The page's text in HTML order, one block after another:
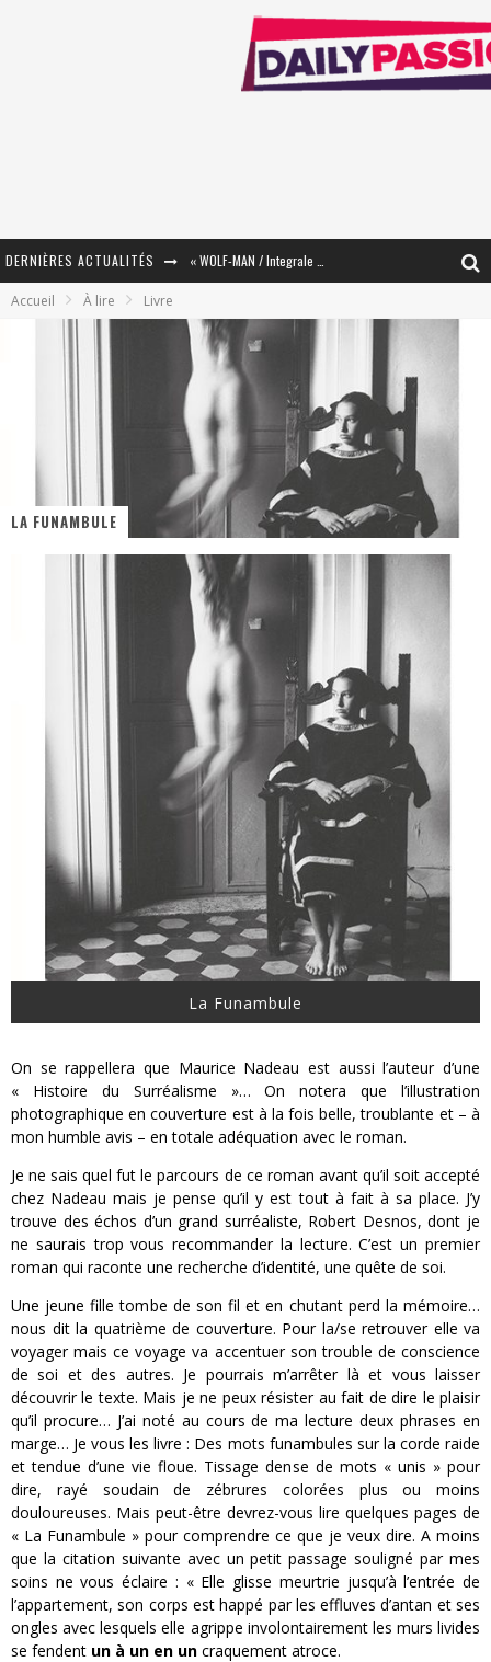
DERNIÈRES ACTUALITÉS
Star Fox
« MOFUSAND / Parler Japonais » – Des Expressions Pratiques !
« Damn Them All » - Un duo de Choc !
Accueil À lire Livre
LA FUNAMBULE
La Funambule
On se rappellera que Maurice Nadeau est aussi l’auteur d’une
« Histoire du Surréalisme »… On notera que l’illustration
photographique en couverture est à la fois belle, troublante et – à
mon humble avis – en totale adéquation avec le roman.
Je ne sais quel fut le parcours de ce roman avant qu’il soit accepté
chez Nadeau mais je pense qu’il y est tout à fait à sa place. J’y
trouve des échos d’un grand surréaliste, Robert Desnos, dont je
ne saurais trop vous recommander la lecture. C’est un premier
roman qui raconte une recherche d’identité, une quête de soi.
Une jeune fille tombe de son fil et en chutant perd la mémoire…
nous dit la quatrième de couverture. Pour la/se retrouver elle va
voyager mais ce voyage va accentuer son trouble de conscience
de soi et des autres. Je pourrais m’arrêter là et vous laisser
découvrir le texte. Mais je ne peux résister au fait de dire le plaisir
qu’il procure… J’ai noté au cours de ma lecture deux phrases en
marge… Je vous les livre : Des mots funambules sur la corde raide
et tendue d’une vie floue. Tissage dense de mots « unis » pour
dire, rayé soudain de zébrures colorées plus ou moins
douloureuses. Mais peut-être devrez-vous lire quelques pages de
« La Funambule » pour comprendre ce que je veux dire. A moins
que la citation suivante avec un petit passage souligné par mes
soins ne vous éclaire : « Elle glisse meurtrie jusqu’à l’entrée de
l’appartement, son corps est happé par les effluves d’antan et ses
ongles avec lesquels elle agrippe involontairement les murs livides
se fendent un à un en un craquement atroce.